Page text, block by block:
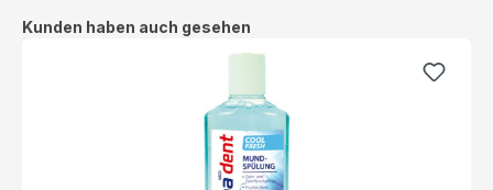
Produktgalerie überspringen
Kunden haben auch gesehen